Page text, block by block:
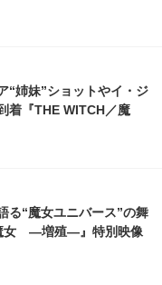
“姉妹”ショットやイ・ジ
着『THE WITCH／魔
る“魔女ユニバース”の舞
女 ―増殖―』特別映像